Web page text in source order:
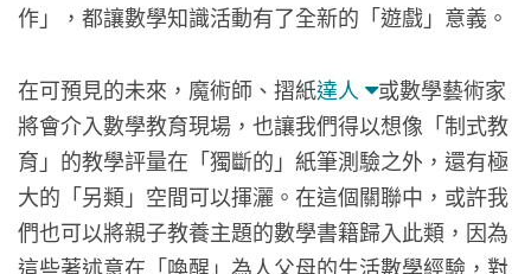
作」，都讓數學知識活動有了全新的「遊戲」意義。
在可預見的未來，魔術師、摺紙達人
或數學藝術家
將會介入數學教育現場，也讓我們得以想像「制式教
育」的教學評量在「獨斷的」紙筆測驗之外，還有極
大的「另類」空間可以揮灑。在這個關聯中，或許我
們也可以將親子教養主題的數學書籍歸入此類，因為
這些著述意在「喚醒」為人父母的生活數學經驗，對